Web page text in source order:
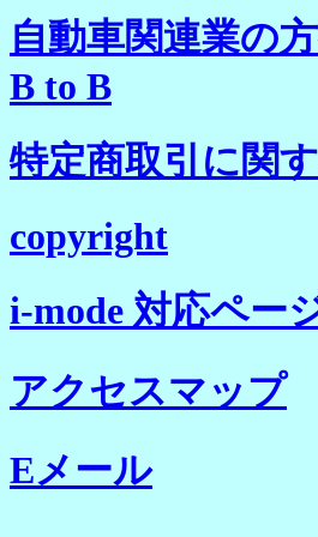
自動車関連業の
B to B
特定商取引に関
copyright
i-mode 対応ペー
アクセスマップ
Eメール